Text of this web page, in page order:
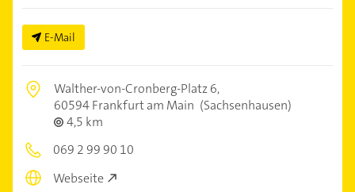
E-Mail
Walther-von-Cronberg-Platz 6,
60594 Frankfurt am Main (Sachsenhausen)
4,5 km
069 2 99 90 10
Webseite